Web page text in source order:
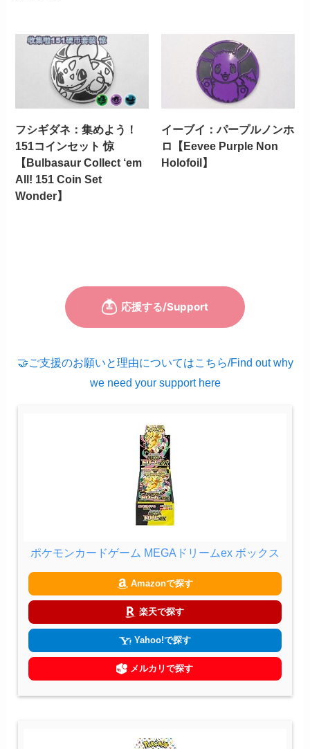
フシギダネ：集めよう！
151コインセット 惊
【Bulbasaur Collect ‘em
All! 151 Coin Set
Wonder】
イーブイ：パープルノンホ
ロ【Eevee Purple Non
Holofoil】
🤝ご支援のお願いと理由についてはこちら/Find out why
we need your support here
ポケモンカードゲーム MEGAドリームex ボックス
Amazonで探す
楽天で探す
Yahoo!で探す
メルカリで探す